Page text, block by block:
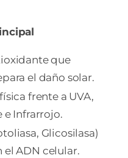
que
el daño solar.
frente a UVA,
e Infrarrojo.
Glicosilasa)
el ADN celular.